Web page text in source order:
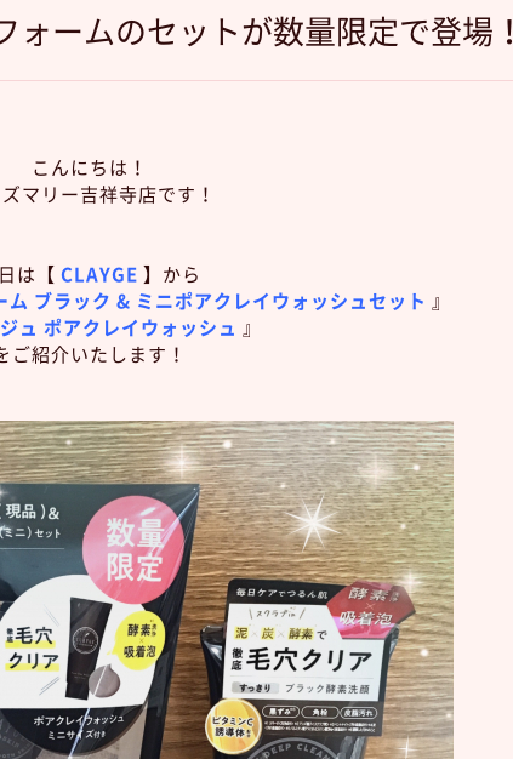
ォームのセットが数量限定で登場！
こんにちは！
マリー吉祥寺店です！
は 【 CLAYGE 】 から
ブラック & ミニポアクレイウォッシュセット 』
ュ ポアクレイウォッシュ 』
ご紹介いたします！